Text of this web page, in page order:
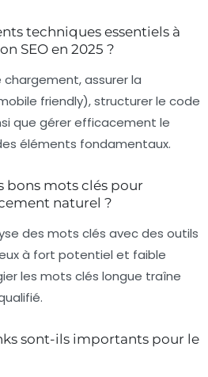
techniques essentiels à
SEO en 2025 ?
assurer la
friendly), structurer le code
que gérer efficacement le
éléments fondamentaux.
bons mots clés pour
naturel ?
des mots clés avec des outils
à fort potentiel et faible
les mots clés longue traîne
sont-ils importants pour le